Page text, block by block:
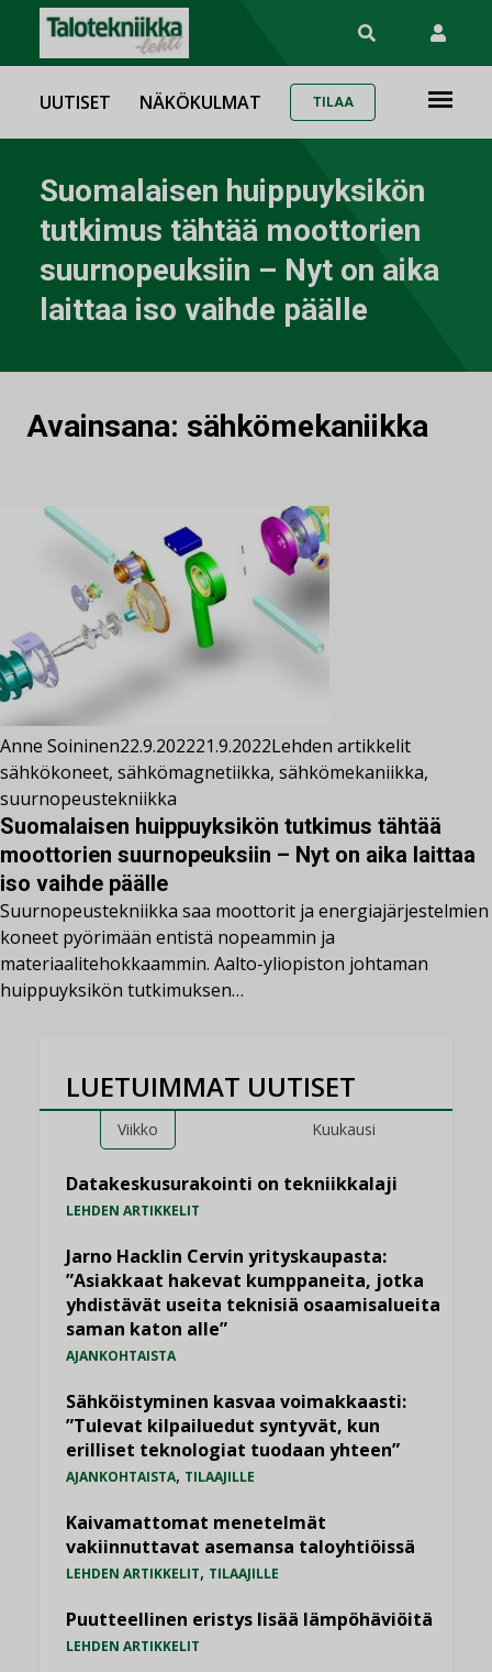
UUTISET NÄKÖKULMAT TILAA
Suomalaisen huippuyksikön
tutkimus tähtää moottorien
suurnopeuksiin – Nyt on aika
laittaa iso vaihde päälle
Avainsana: sähkömekaniikka
Anne Soininen22.9.202221.9.2022Lehden artikkelit
sähkökoneet, sähkömagnetiikka, sähkömekaniikka,
suurnopeustekniikka
Suomalaisen huippuyksikön tutkimus tähtää
moottorien suurnopeuksiin – Nyt on aika laittaa
iso vaihde päälle
Suurnopeustekniikka saa moottorit ja energiajärjestelmien
koneet pyörimään entistä nopeammin ja
materiaalitehokkaammin. Aalto-yliopiston johtaman
huippuyksikön tutkimuksen…
LUETUIMMAT UUTISET
Viikko Kuukausi
Datakeskusurakointi on tekniikkalaji
LEHDEN ARTIKKELIT
Jarno Hacklin Cervin yrityskaupasta:
”Asiakkaat hakevat kumppaneita, jotka
yhdistävät useita teknisiä osaamisalueita
saman katon alle”
AJANKOHTAISTA
Sähköistyminen kasvaa voimakkaasti:
”Tulevat kilpailuedut syntyvät, kun
erilliset teknologiat tuodaan yhteen”
AJANKOHTAISTA, TILAAJILLE
Kaivamattomat menetelmät
vakiinnuttavat asemansa taloyhtiöissä
LEHDEN ARTIKKELIT, TILAAJILLE
Puutteellinen eristys lisää lämpöhäviöitä
LEHDEN ARTIKKELIT